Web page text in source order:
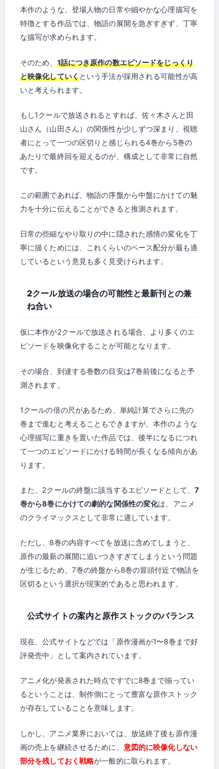
本作のような、登場人物の日常や細やかな心理描写を
特徴とする作品では、物語の展開を急ぎすぎず、丁寧
な描写が求められます。
そのため、 1話につき原作の数エピソードをじっくり
と映像化していくという手法が採用される可能性が高
いと考えられます。
もし1クールで放送されるとすれば、佐々木さんと田
山さん（山田さん）の関係性が少しずつ深まり、視聴
者にとって一つの区切りと感じられる4巻から5巻の
あたりで最終回を迎えるのが、構成として非常に自然
です。
この範囲であれば、物語の序盤から中盤にかけての魅
力を十分に伝えることができると推測されます。
日常の些細なやり取りの中に隠された感情の変化を丁
寧に描くためには、これくらいのペース配分が最も適
しているという意見も多く見受けられます。
2クール放送の場合の可能性と最新刊との兼
ね合い
仮に本作が2クールで放送される場合、より多くのエ
ピソードを映像化することが可能となります。
その場合、到達する巻数の目安は7巻前後になると予
測されます。
1クールの倍の尺があるため、単純計算でさらに先の
巻まで進むと考えることもできますが、本作のような
心理描写に重きを置いた作品では、後半になるにつれ
て一つのエピソードにかける時間が長くなる傾向があ
ります。
また、2クールの終盤に該当するエピソードとして、 7
巻から8巻にかけての劇的な関係性の変化は、アニメ
のクライマックスとして非常に適しています。
ただし、8巻の内容すべてを放送に含めてしまうと、
原作の最新の展開に追いつきすぎてしまうという問題
が生じるため、7巻の終盤から8巻の冒頭付近で物語を
区切るという選択が現実的であると思われます。
公式サイトの案内と原作ストックのバランス
現在、公式サイトなどでは「原作漫画が1〜8巻まで好
評発売中」として案内されています。
アニメ化が発表された時点ですでに8巻まで揃ってい
るということは、制作側にとって豊富な原作ストック
が存在していることを意味します。
しかし、アニメ業界においては、放送終了後も原作漫
画の売上を継続させるために、 意図的に映像化しない
部分を残しておく戦略が一般的に取られます。